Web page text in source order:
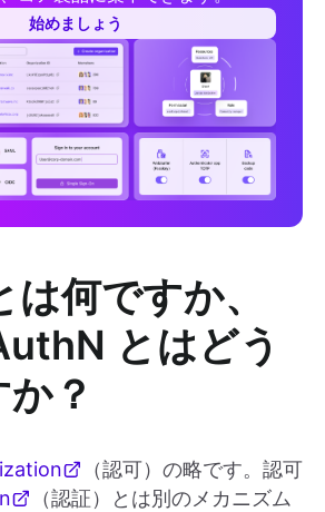
始めましょう
何ですか、
とはどう
？
（認可）の略です。認可
（認証）とは別のメカニズム